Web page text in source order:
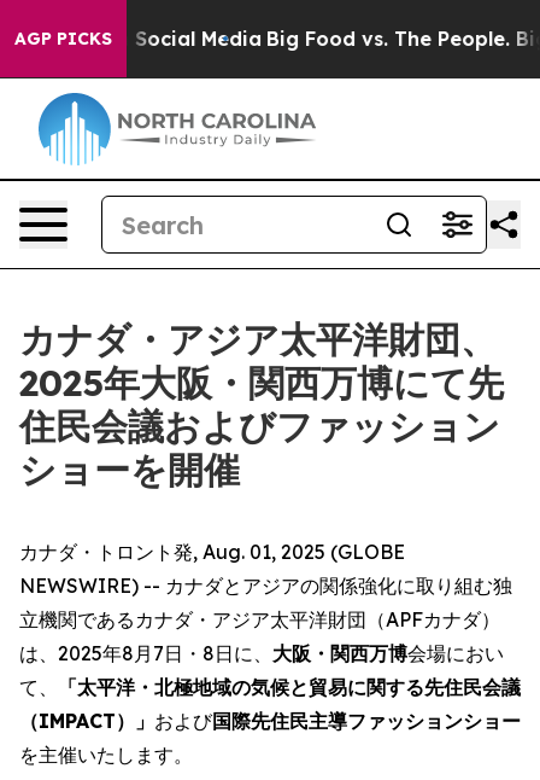
AGP PICKSon Social Media Big Food vs. The People. Big
カナダ・アジア太平洋財団、
2025年大阪・関西万博にて先
住民会議およびファッション
ショーを開催
カナダ・トロント発, Aug. 01, 2025 (GLOBE
NEWSWIRE) -- カナダとアジアの関係強化に取り組む独
立機関であるカナダ・アジア太平洋財団（APFカナダ）
は、2025年8月7日・8日に、 大阪・関西万博会場におい
て、
「太平洋・北極地域の気候と貿易に関する先住民会議
（IMPACT）」 および国際先住民主導ファッションショー
を主催いたします。